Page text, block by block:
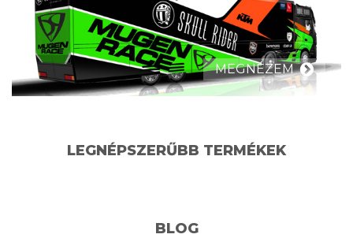
MEGNÉZEM
LEGNÉPSZERŰBB TERMÉKEK
BLOG